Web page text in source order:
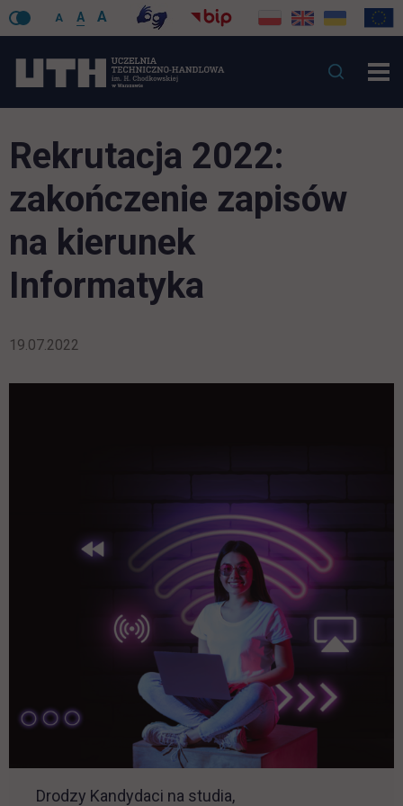
A A A
Rekrutacja 2022:
zakończenie zapisów
na kierunek
Informatyka
19.07.2022
Drodzy Kandydaci na studia,